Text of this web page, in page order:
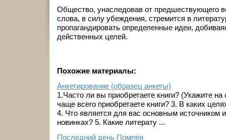
Общество, унаследовав от предшествующего
слова, в силу убеждения, стремится в
пропагандировать определенные идеи,
действенных целей.
Похожие материалы:
Анкетирование (образец анкеты)
1.Часто ли вы приобретаете книги? (Укажите
чаще всего приобретаете книги? 3. В каких
4. Что является для вас основным источником
новинках? 5. Какие литерату ...
Последний день Помпеи